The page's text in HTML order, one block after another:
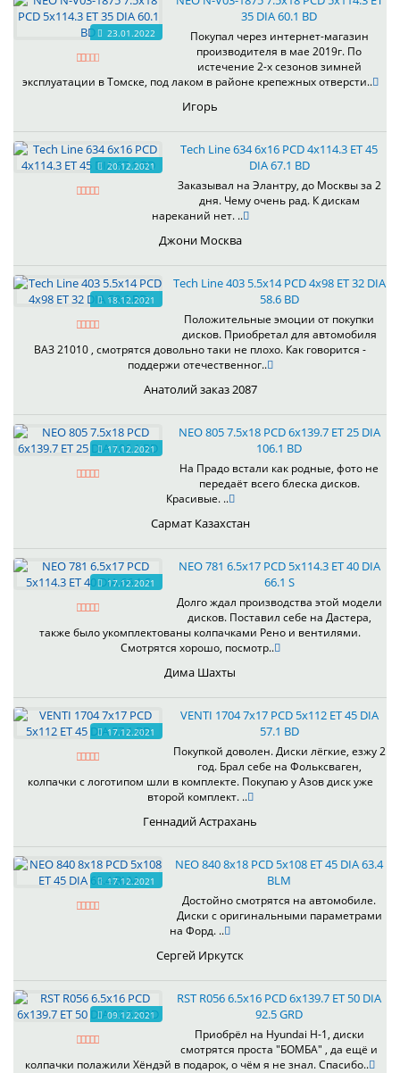
23.01.2022
35 DIA 60.1 BD
Покупал через интернет-магазин
производителя в мае 2019г. По
истечение 2-х сезонов зимней
эксплуатации в Томске, под лаком в районе крепежных отверсти..
Игорь
20.12.2021
Tech Line 634 6x16 PCD 4x114.3 ET 45
DIA 67.1 BD
Заказывал на Элантру, до Москвы за 2
дня. Чему очень рад. К дискам
нареканий нет. ..
Джони Москва
18.12.2021
Tech Line 403 5.5x14 PCD 4x98 ET 32 DIA
58.6 BD
Положительные эмоции от покупки
дисков. Приобретал для автомобиля
ВАЗ 21010 , смотрятся довольно таки не плохо. Как говорится -
поддержи отечественног..
Анатолий заказ 2087
17.12.2021
NEO 805 7.5x18 PCD 6x139.7 ET 25 DIA
106.1 BD
На Прадо встали как родные, фото не
передаёт всего блеска дисков.
Красивые. ..
Сармат Казахстан
17.12.2021
NEO 781 6.5x17 PCD 5x114.3 ET 40 DIA
66.1 S
Долго ждал производства этой модели
дисков. Поставил себе на Дастера,
также было укомплектованы колпачками Рено и вентилями.
Смотрятся хорошо, посмотр..
Дима Шахты
17.12.2021
VENTI 1704 7x17 PCD 5x112 ET 45 DIA
57.1 BD
Покупкой доволен. Диски лёгкие, езжу 2
год. Брал себе на Фольксваген,
колпачки с логотипом шли в комплекте. Покупаю у Азов диск уже
второй комплект. ..
Геннадий Астрахань
17.12.2021
NEO 840 8x18 PCD 5x108 ET 45 DIA 63.4
BLM
Достойно смотрятся на автомобиле.
Диски с оригинальными параметрами
на Форд. ..
Сергей Иркутск
09.12.2021
RST R056 6.5x16 PCD 6x139.7 ET 50 DIA
92.5 GRD
Приобрёл на Hyundai H-1, диски
смотрятся проста "БОМБА" , да ещё и
колпачки полажили Хёндэй в подарок, о чём я не знал. Спасибо..